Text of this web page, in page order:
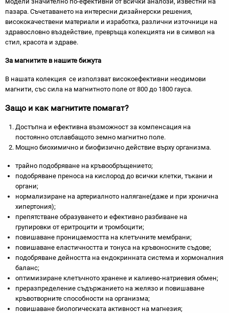
пазара. Съчетаването на интересни дизайнерски решения,
висококачествени материали и изработка, различни източници на
здравословно въздействие, превръща колекцията ни в символ на
стил, красота и здраве.
За магнитите в нашите бижута
В нашата колекция се използват високоефективни неодимови
магнити, със сила на магнитното поле от 800 до 1800 гауса.
Защо и как магнитите помагат?
Достъпна и ефективна възможност за компенсация на
постоянно отславбащото земно магнитно поле.
Мощно биохимично и биофизично действие върху организма.
трайно подобряване на кръвообръщението;
подобряване преноса на кислород до всички клетки, тъкани и
органи;
нормализиране на артериалното налягане(даже и при хронична
хипертония);
препятстване образуването и ефективно разбиване на
групировки от еритроцити и тромбоцити;
повишаване проницаемостта на клетъчните мембрани;
повишаване еластичността и тонуса на кръвоносните съдове;
подобряване дейността на ендокринната система и хормоналния
баланс;
оптимизиране клетъчното хранене и калиево-натриевия обмен;
преразпределение съдържанието на желязо и повишаване
кръвотворните способности на организма;
повишаване биологическата активност на магнезия;